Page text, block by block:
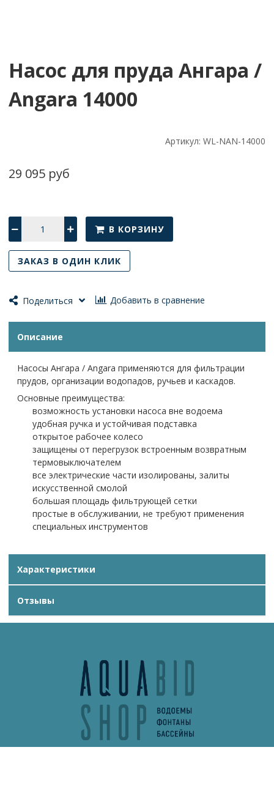
Насос для пруда Ангара /
Angara 14000
Артикул: WL-NAN-14000
29 095 руб
В КОРЗИНУ
ЗАКАЗ В ОДИН КЛИК
Поделиться Добавить в сравнение
Описание
Насосы Ангара / Angara применяются для фильтрации
прудов, организации водопадов, ручьев и каскадов.
Основные преимущества:
возможность установки насоса вне водоема
удобная ручка и устойчивая подставка
открытое рабочее колесо
защищены от перегрузок встроенным возвратным
термовыключателем
все электрические части изолированы, залиты
искусственной смолой
большая площадь фильтрующей сетки
простые в обслуживании, не требуют применения
специальных инструментов
Характеристики
Отзывы